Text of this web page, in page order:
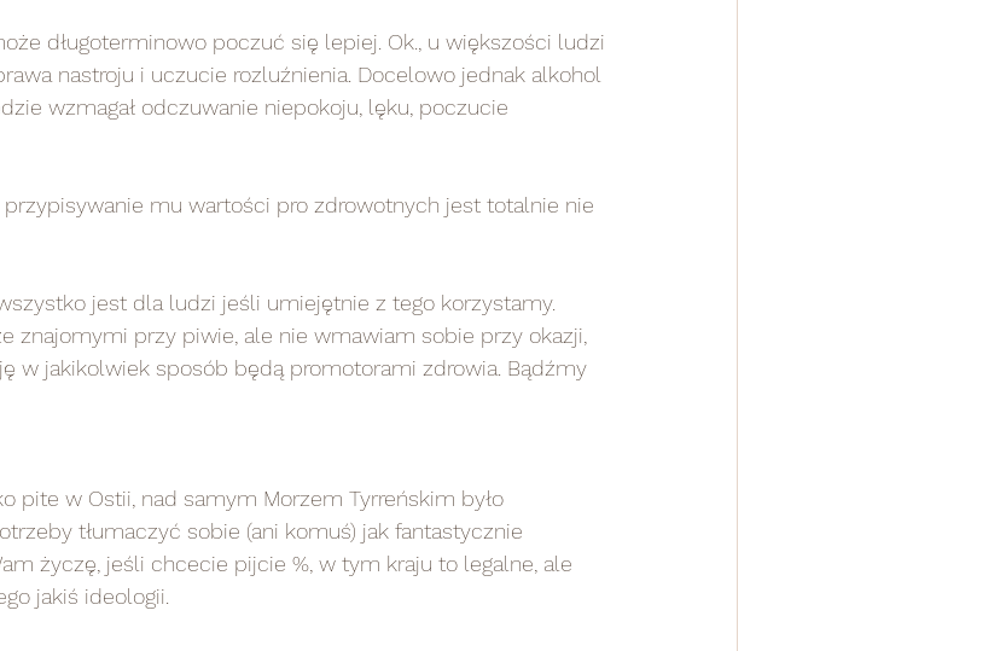
nastroju i uczucie rozluźnienia. Docelowo jednak alkohol
wzmagał odczuwanie niepokoju, lęku, poczucie
znajomymi przy piwie, ale nie wmawiam sobie przy okazji,
w jakikolwiek sposób będą promotorami zdrowia. Bądźmy
pite w Ostii, nad samym Morzem Tyrreńskim było
tłumaczyć sobie (ani komuś) jak fantastycznie
życzę, jeśli chcecie pijcie %, w tym kraju to legalne, ale
jakiś ideologii.